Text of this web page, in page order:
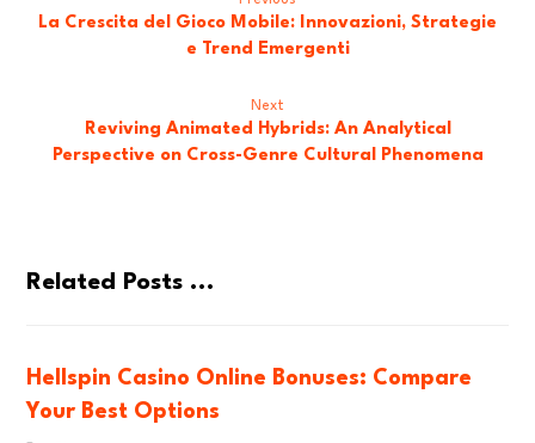
La Crescita del Gioco Mobile: Innovazioni, Strategie
e Trend Emergenti
Next
Reviving Animated Hybrids: An Analytical
Perspective on Cross-Genre Cultural Phenomena
Related Posts ...
Hellspin Casino Online Bonuses: Compare
Your Best Options